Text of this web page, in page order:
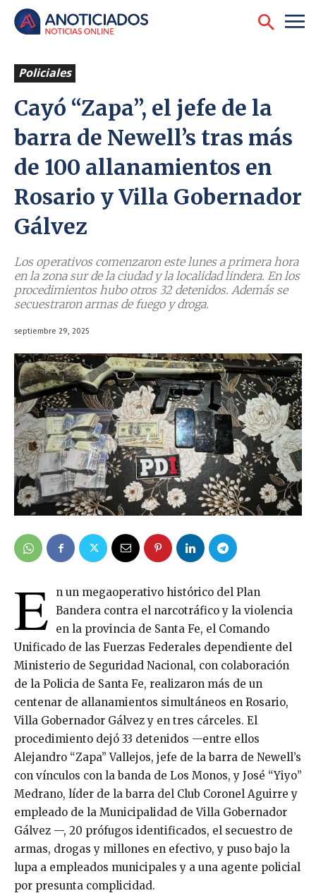
Policiales
Cayó “Zapa”, el jefe de la
barra de Newell’s tras más
de 100 allanamientos en
Rosario y Villa Gobernador
Gálvez
Los operativos comenzaron este lunes a primera hora
en la zona sur de la ciudad y la localidad lindera. En los
procedimientos hubo otros 32 detenidos. Además se
secuestraron armas de fuego y droga.
septiembre 29, 2025
E
n un megaoperativo histórico del Plan
Bandera contra el narcotráfico y la violencia
en la provincia de Santa Fe, el Comando
Unificado de las Fuerzas Federales dependiente del
Ministerio de Seguridad Nacional, con colaboración
de la Policia de Santa Fe, realizaron más de un
centenar de allanamientos simultáneos en Rosario,
Villa Gobernador Gálvez y en tres cárceles. El
procedimiento dejó 33 detenidos —entre ellos
Alejandro “Zapa” Vallejos, jefe de la barra de Newell’s
con vínculos con la banda de Los Monos, y José “Yiyo”
Medrano, líder de la barra del Club Coronel Aguirre y
empleado de la Municipalidad de Villa Gobernador
Gálvez —, 20 prófugos identificados, el secuestro de
armas, drogas y millones en efectivo, y puso bajo la
lupa a empleados municipales y a una agente policial
por presunta complicidad.